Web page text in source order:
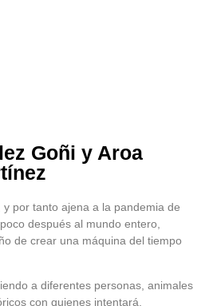
Goñi y Aroa
por tanto ajena a la pandemia de
después al mundo entero,
de crear una máquina del tiempo
a diferentes personas, animales
con quienes intentará,